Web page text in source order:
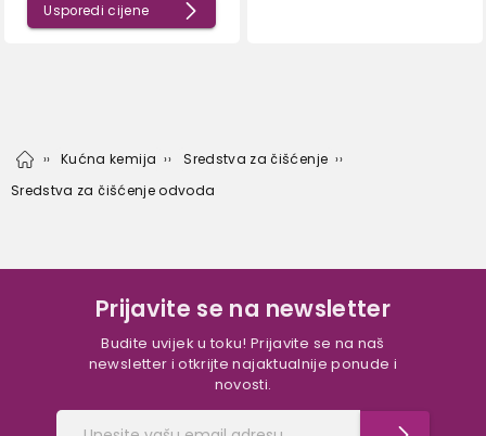
Usporedi cijene
Kućna kemija
Sredstva za čišćenje
Sredstva za čišćenje odvoda
Prijavite se na newsletter
Budite uvijek u toku! Prijavite se na naš
newsletter i otkrijte najaktualnije ponude i
novosti.